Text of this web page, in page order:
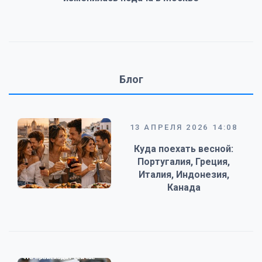
Блог
13 АПРЕЛЯ 2026 14:08
Куда поехать весной:
Португалия, Греция,
Италия, Индонезия,
Канада